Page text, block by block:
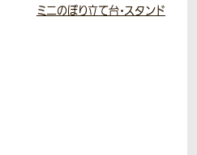
ミニのぼり立て台・スタンド